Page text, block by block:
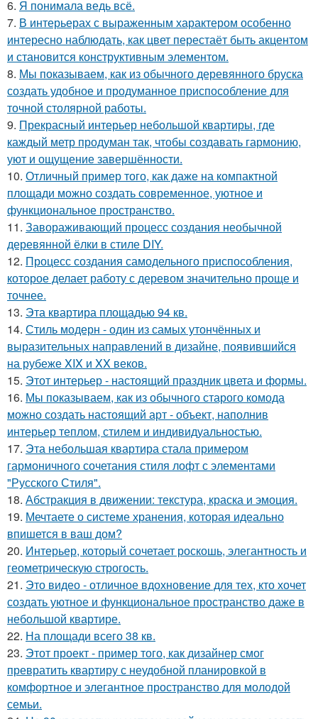
6. Я понимала ведь всё.
7. В интерьерах с выраженным характером особенно
интересно наблюдать, как цвет перестаёт быть акцентом
и становится конструктивным элементом.
8. Мы показываем, как из обычного деревянного бруска
создать удобное и продуманное приспособление для
точной столярной работы.
9. Прекрасный интерьер небольшой квартиры, где
каждый метр продуман так, чтобы создавать гармонию,
уют и ощущение завершённости.
10. Отличный пример того, как даже на компактной
площади можно создать современное, уютное и
функциональное пространство.
11. Завораживающий процесс создания необычной
деревянной ёлки в стиле DIY.
12. Процесс создания самодельного приспособления,
которое делает работу с деревом значительно проще и
точнее.
13. Эта квартира площадью 94 кв.
14. Стиль модерн - один из самых утончённых и
выразительных направлений в дизайне, появившийся
на рубеже XIX и XX веков.
15. Этот интерьер - настоящий праздник цвета и формы.
16. Мы показываем, как из обычного старого комода
можно создать настоящий арт - объект, наполнив
интерьер теплом, стилем и индивидуальностью.
17. Эта небольшая квартира стала примером
гармоничного сочетания стиля лофт с элементами
"Русского Стиля".
18. Абстракция в движении: текстура, краска и эмоция.
19. Мечтаете о системе хранения, которая идеально
впишется в ваш дом?
20. Интерьер, который сочетает роскошь, элегантность и
геометрическую строгость.
21. Это видео - отличное вдохновение для тех, кто хочет
создать уютное и функциональное пространство даже в
небольшой квартире.
22. На площади всего 38 кв.
23. Этот проект - пример того, как дизайнер смог
превратить квартиру с неудобной планировкой в
комфортное и элегантное пространство для молодой
семьи.